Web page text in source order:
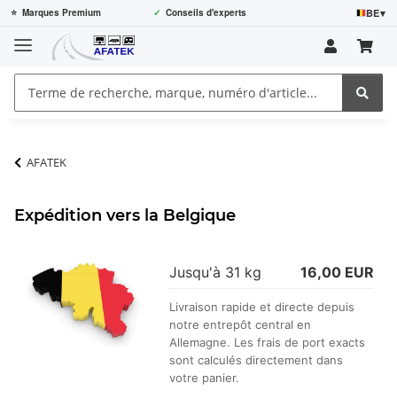
⭐ Marques Premium ✓ Conseils d'experts BE▾
AFATEK
Expédition vers la Belgique
Jusqu'à 31 kg 16,00 EUR
Livraison rapide et directe depuis
notre entrepôt central en
Allemagne. Les frais de port exacts
sont calculés directement dans
votre panier.